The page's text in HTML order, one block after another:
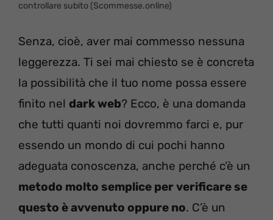
controllare subito (Scommesse.online)
Senza, cioè, aver mai commesso nessuna
leggerezza. Ti sei mai chiesto se è concreta
la possibilità che il tuo nome possa essere
finito nel dark web? Ecco, è una domanda
che tutti quanti noi dovremmo farci e, pur
essendo un mondo di cui pochi hanno
adeguata conoscenza, anche perché c’è un
metodo molto semplice per verificare se
questo è avvenuto oppure no. C’è un